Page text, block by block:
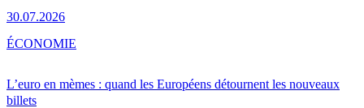
30.07.2026
L’euro en mèmes : quand les Européens détournent les nouveaux
billets
ÉCONOMIE